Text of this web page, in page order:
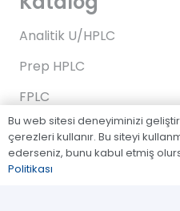
Analitik U/HPLC
Prep HPLC
FPLC
Gaz Kromatografi
Standartlar/Reaktifler
Bu web sitesi deneyiminizi
çerezleri kullanır. Bu siteyi
ederseniz, bunu kabul etmiş
Politikası